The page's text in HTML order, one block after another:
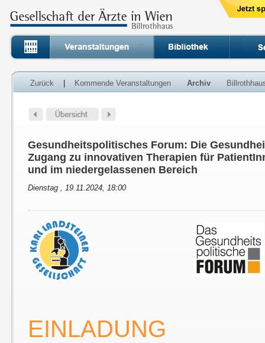
Zurück Kommende Veranstaltungen Archiv
Gesundheitspolitisches Forum: Die
Zugang zu innovativen Therapien für
und im niedergelassenen Bereich
Dienstag , 19.11.2024, 18:00
EINLADUNG